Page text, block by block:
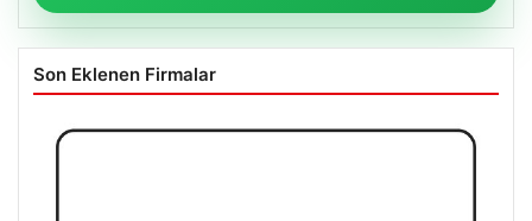
Son Eklenen Firmalar